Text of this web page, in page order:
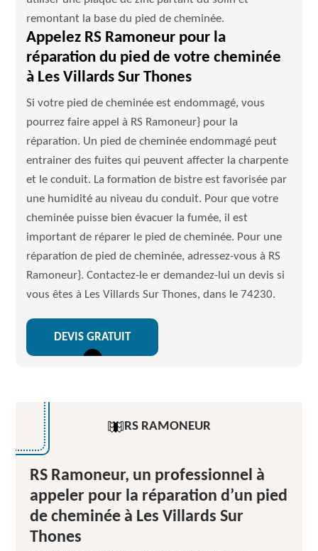
remontant la base du pied de cheminée.
Appelez RS Ramoneur pour la
réparation du pied de votre cheminée
à Les Villards Sur Thones
Si votre pied de cheminée est endommagé, vous
pourrez faire appel à RS Ramoneur} pour la
réparation. Un pied de cheminée endommagé peut
entrainer des fuites qui peuvent affecter la charpente
et le conduit. La formation de bistre est favorisée par
une humidité au niveau du conduit. Pour que votre
cheminée puisse bien évacuer la fumée, il est
important de réparer le pied de cheminée. Pour une
réparation de pied de cheminée, adressez-vous à RS
Ramoneur}. Contactez-le er demandez-lui un devis si
vous êtes à Les Villards Sur Thones, dans le 74230.
DEVIS GRATUIT
RS RAMONEUR
RS Ramoneur, un professionnel à
appeler pour la réparation d’un pied
de cheminée à Les Villards Sur
Thones